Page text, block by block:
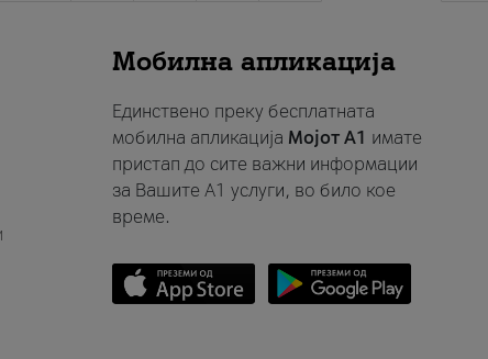
Мобилна апликација
Единствено преку бесплатната
мобилна апликација Мојот A1 имате
пристап до сите важни информации
за Вашите A1 услуги, во било кое
време.